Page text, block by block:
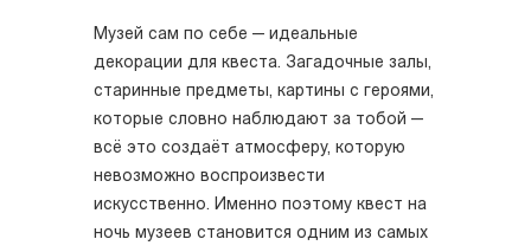
Музей сам по себе — идеальные
декорации для квеста. Загадочные залы,
старинные предметы, картины с героями,
которые словно наблюдают за тобой —
всё это создаёт атмосферу, которую
невозможно воспроизвести
искусственно. Именно поэтому квест на
ночь музеев становится одним из самых